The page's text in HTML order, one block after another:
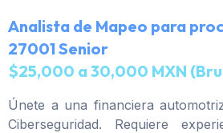
Analista de Mapeo para
27001 Senior
$25,000 a 30,000 MXN
Únete a una financiera
Ciberseguridad. Requiere